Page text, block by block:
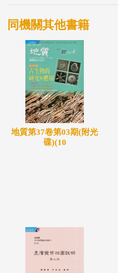
同機關其他書籍
地質第37卷第03期(附光
碟)(10